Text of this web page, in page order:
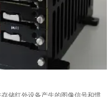
储红外设备产生的图像信号和惯